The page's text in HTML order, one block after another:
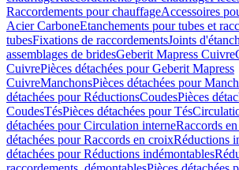
Raccordements pour chauffageAccessoires
Acier CarboneEtanchements pour tubes et
tubesFixations de raccordementsJoints
assemblages de bridesGeberit Mapress Cuivre
CuivrePièces détachées pour Geberit Mapress
CuivreManchonsPièces détachées pour
détachées pour RéductionsCoudesPièces
CoudesTésPièces détachées pour Tés
détachées pour Circulation interneRaccords
détachées pour Raccords en croixRéductions
détachées pour Réductions indémontables